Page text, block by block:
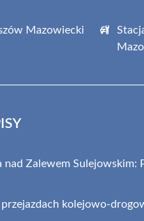
Mazowiecki
nad Zalewem
kolejowo-